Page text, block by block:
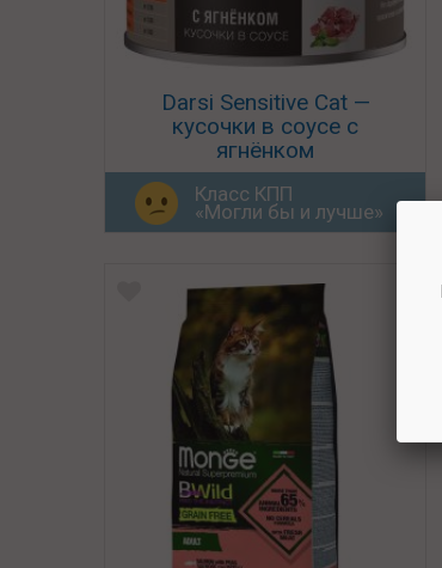
Darsi Sensitive Cat —
кусочки в соусе с
ягнёнком
Класс КПП
«Могли бы и лучше»